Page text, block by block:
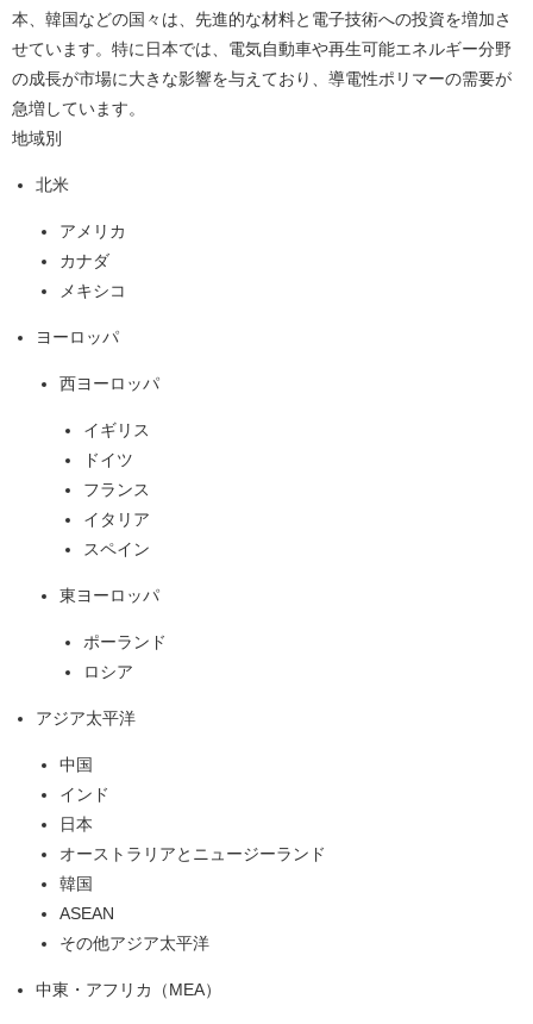
本、韓国などの国々は、先進的な材料と電子技術への投資を増加さ
せています。特に日本では、電気自動車や再生可能エネルギー分野
の成長が市場に大きな影響を与えており、導電性ポリマーの需要が
急増しています。
地域別
北米
アメリカ
カナダ
メキシコ
ヨーロッパ
西ヨーロッパ
イギリス
ドイツ
フランス
イタリア
スペイン
東ヨーロッパ
ポーランド
ロシア
アジア太平洋
中国
インド
日本
オーストラリアとニュージーランド
韓国
ASEAN
その他アジア太平洋
中東・アフリカ（MEA）